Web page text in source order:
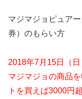
マジマジョピュア
券）のもらい方
2018年7月15日（
マジマジョの商品
トを買えば3000円